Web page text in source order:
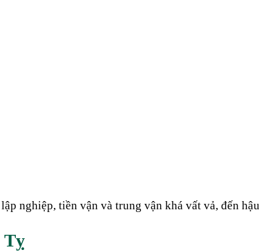
nghiệp, tiền vận và trung vận khá vất vả, đến
Tỵ